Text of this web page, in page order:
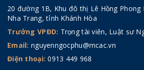
20 đường 1B, Khu đô thị Lê Hồng Phong
Nha Trang, tỉnh Khánh Hòa
Trưởng VPĐD: Trọng tài viên, Luật sư
Email: nguyenngocphu@mcac.vn
Điện thoại:0913 449 968